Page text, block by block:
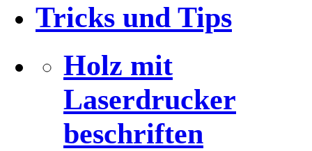
Tricks und Tips
Holz mit
Laserdrucker
beschriften